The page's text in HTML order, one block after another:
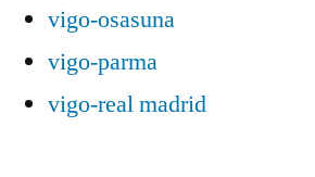
vigo-osasuna
vigo-parma
vigo-real madrid